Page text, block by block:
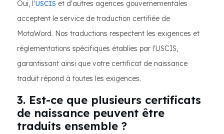
Oui, l'USCIS et d'autres agences gouvernementales
acceptent le service de traduction certifiée de
MotaWord. Nos traductions respectent les exigences et
réglementations spécifiques établies par l'USCIS,
garantissant ainsi que votre certificat de naissance
traduit répond à toutes les exigences.
3. Est-ce que plusieurs certificats
de naissance peuvent être
traduits ensemble ?